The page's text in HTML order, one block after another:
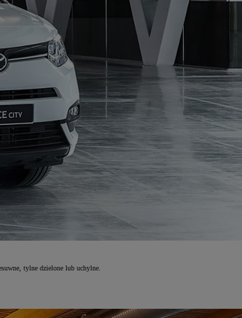
tylne dzielone lub uchylne.